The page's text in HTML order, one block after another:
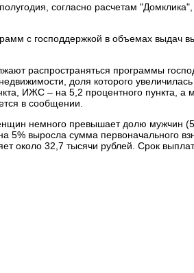
согласно расчетам
с господдержкой в объемах выдач
распространяться программы
доля которого
ИЖС – на 5,2 процентного пункта, а
в сообщении.
немного превышает долю мужчин
5% выросла сумма первоначального
около 32,7 тысячи рублей. Срок